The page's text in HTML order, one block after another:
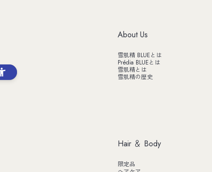
About Us
雪肌精 BLUEとは
Prédia BLUEとは
雪肌精とは
雪肌精の歴史
Hair ＆ Body
限定品